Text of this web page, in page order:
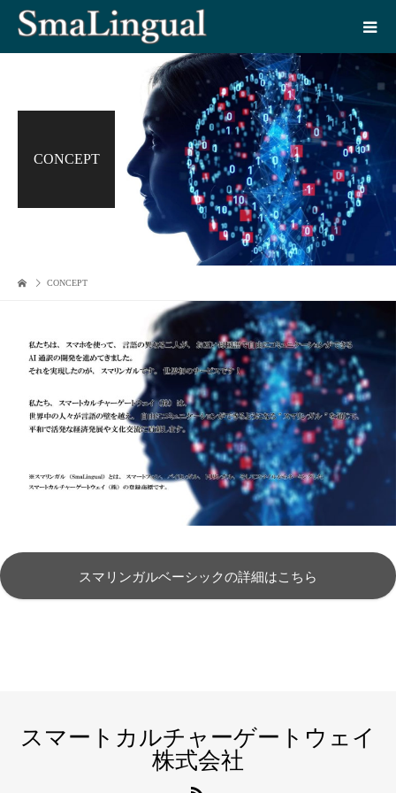
CONCEPT
CONCEPT
スマリンガルベーシックの詳細はこちら
スマートカルチャーゲートウェイ
株式会社